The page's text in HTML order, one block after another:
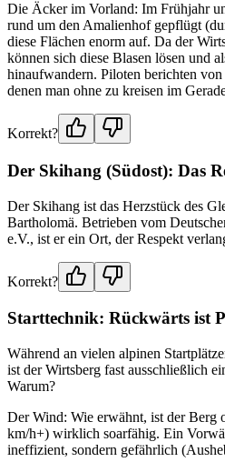
Die Äcker im Vorland: Im Frühjahr
rund um den Amalienhof gepflügt
diese Flächen enorm auf. Da der
können sich diese Blasen lösen und
hinaufwandern. Piloten berichten
denen man ohne zu kreisen im
Korrekt?
Der Skihang (Südost): Das
Der Skihang ist das Herzstück des
Bartholomä. Betrieben vom
e.V., ist er ein Ort, der Respekt
Korrekt?
Starttechnik: Rückwärts ist
Während an vielen alpinen
ist der Wirtsberg fast ausschließlich
Warum?
Der Wind: Wie erwähnt, ist der Berg
km/h+) wirklich soarfähig. Ein
ineffizient, sondern gefährlich